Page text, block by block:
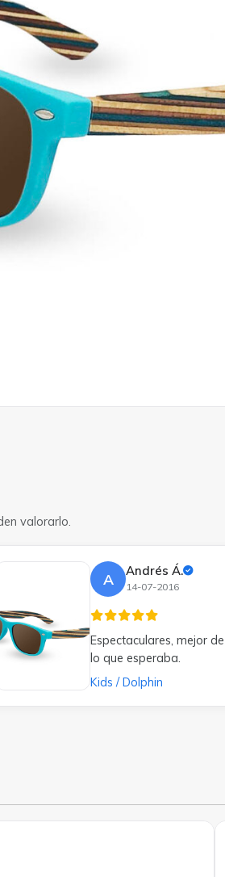
valorarlo.
A Andrés Á.
14-07-2016
Espectaculares, mejor de
lo que esperaba.
Kids / Dolphin